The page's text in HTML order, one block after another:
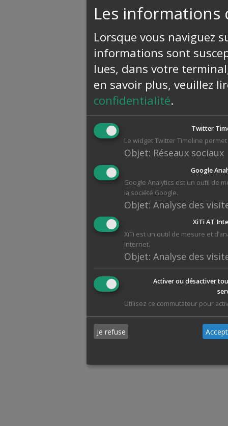
Les informations
Lorsque vous naviguez
informations sont
lues, dans votre
en savoir plus, veuillez
confidentialité.
Twitter
Le widget Twitter Timeline
Objet: Réseaux sociaux
Google
Google Analytics est un outil de
la société Google.
Objet: Analyse des
XiTi AT
XiTi est un outil de mesure et
Internet.
Objet: Analyse des
Activer ou désactiver
Utilisez ce commutateur pour
Je refuse